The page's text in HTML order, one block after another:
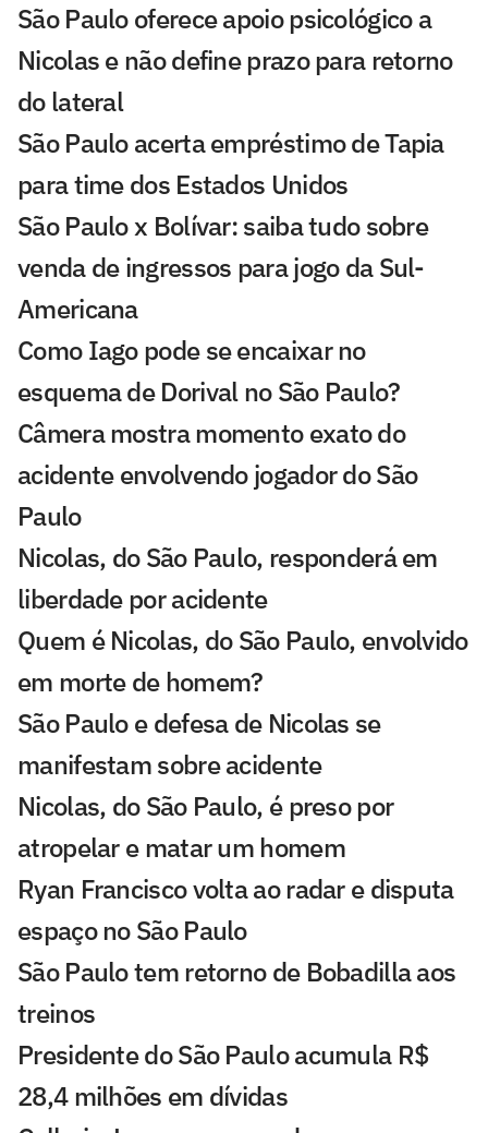
São Paulo oferece apoio psicológico a
Nicolas e não define prazo para retorno
do lateral
São Paulo acerta empréstimo de Tapia
para time dos Estados Unidos
São Paulo x Bolívar: saiba tudo sobre
venda de ingressos para jogo da Sul-
Americana
Como Iago pode se encaixar no
esquema de Dorival no São Paulo?
Câmera mostra momento exato do
acidente envolvendo jogador do São
Paulo
Nicolas, do São Paulo, responderá em
liberdade por acidente
Quem é Nicolas, do São Paulo, envolvido
em morte de homem?
São Paulo e defesa de Nicolas se
manifestam sobre acidente
Nicolas, do São Paulo, é preso por
atropelar e matar um homem
Ryan Francisco volta ao radar e disputa
espaço no São Paulo
São Paulo tem retorno de Bobadilla aos
treinos
Presidente do São Paulo acumula R$
28,4 milhões em dívidas